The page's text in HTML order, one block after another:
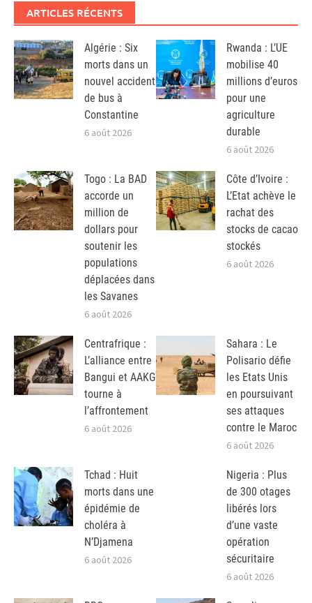
ARTICLES RÉCENTS
Algérie : Six
morts dans un
nouvel accident
de bus à
Constantine
6 août 2026
Rwanda : L’UE
mobilise 40
millions d’euros
pour une
agriculture
durable
6 août 2026
Togo : La BAD
accorde un
million de
dollars pour
soutenir les
populations
déplacées dans
les Savanes
6 août 2026
Côte d’Ivoire :
L’Etat achève le
rachat des
stocks de cacao
stockés
6 août 2026
Centrafrique :
L’alliance entre
Bangui et AAKG
tourne à
l’affrontement
6 août 2026
Sahara : Le
Polisario défie
les Etats Unis
en poursuivant
ses attaques
contre le Maroc
6 août 2026
Tchad : Huit
morts dans une
épidémie de
choléra à
N’Djamena
6 août 2026
Nigeria : Plus
de 300 otages
libérés lors
d’une vaste
opération
sécuritaire
6 août 2026